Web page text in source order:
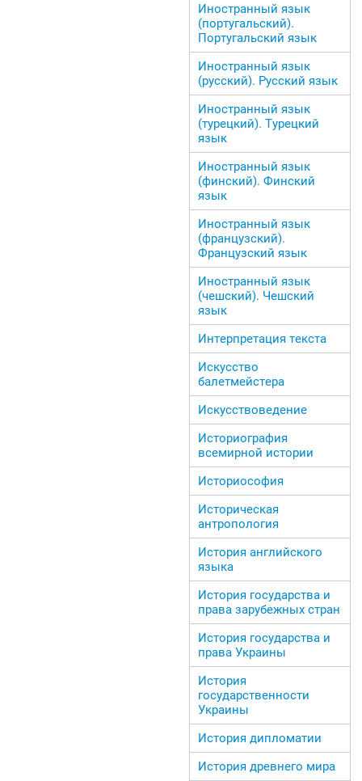
Иностранный язык
(португальский).
Португальский язык
Иностранный язык
(русский). Русский язык
Иностранный язык
(турецкий). Турецкий
язык
Иностранный язык
(финский). Финский
язык
Иностранный язык
(французский).
Французский язык
Иностранный язык
(чешский). Чешский
язык
Интерпретация текста
Искусство
балетмейстера
Искусствоведение
Историография
всемирной истории
Историософия
Историческая
антропология
История английского
языка
История государства и
права зарубежных стран
История государства и
права Украины
История
государственности
Украины
История дипломатии
История древнего мира